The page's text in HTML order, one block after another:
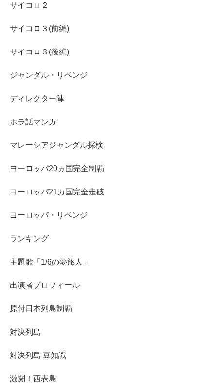
サイコロ２
サイコロ３(前編)
サイコロ３(後編)
ジャングル・リベンジ
ディレクター陣
ホラ話マンガ
マレーシアジャングル探検
ヨーロッパ20ヵ国完全制覇
ヨーロッパ21カ国完全走破
ヨーロッパ・リベンジ
ランキング
主題歌「1/6の夢旅人」
出演者プロフィール
原付日本列島制覇
対決列島
対決列島 豆知識
激闘！西表島